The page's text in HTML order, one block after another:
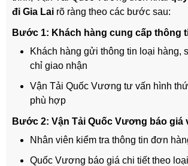
đi Gia Lai rõ ràng theo các bước sau:
Bước 1: Khách hàng cung cấp thông
Khách hàng gửi thông tin loại hàng,
chỉ giao nhận
Vận Tải Quốc Vương tư vấn hình
phù hợp
Bước 2: Vận Tải Quốc Vương báo giá
Nhân viên kiểm tra thông tin đơn
Quốc Vương báo giá chi tiết theo